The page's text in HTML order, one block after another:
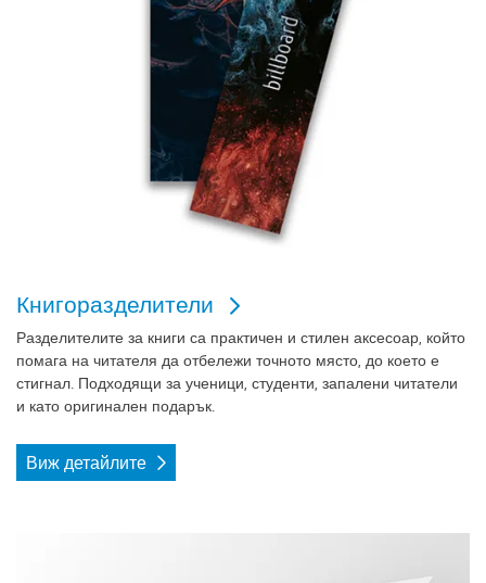
Книгоразделители
Разделителите за книги са практичен и стилен аксесоар, който
помага на читателя да отбележи точното място, до което е
стигнал. Подходящи за ученици, студенти, запалени читатели
и като оригинален подарък.
Виж детайлите